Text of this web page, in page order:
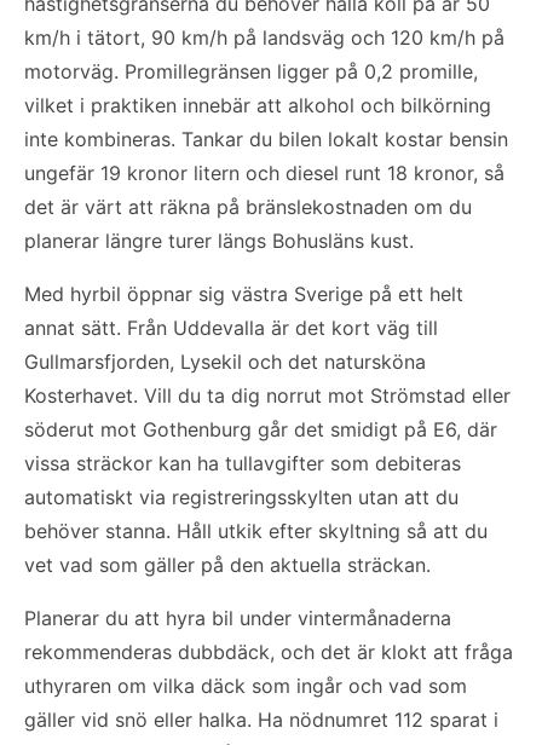
km/h i tätort, 90 km/h på landsväg och 120 km/h på
motorväg. Promillegränsen ligger på 0,2 promille,
vilket i praktiken innebär att alkohol och bilkörning
inte kombineras. Tankar du bilen lokalt kostar bensin
ungefär 19 kronor litern och diesel runt 18 kronor, så
det är värt att räkna på bränslekostnaden om du
planerar längre turer längs Bohusläns kust.
Med hyrbil öppnar sig västra Sverige på ett helt
annat sätt. Från Uddevalla är det kort väg till
Gullmarsfjorden, Lysekil och det natursköna
Kosterhavet. Vill du ta dig norrut mot Strömstad eller
söderut mot Gothenburg går det smidigt på E6, där
vissa sträckor kan ha tullavgifter som debiteras
automatiskt via registreringsskylten utan att du
behöver stanna. Håll utkik efter skyltning så att du
vet vad som gäller på den aktuella sträckan.
Planerar du att hyra bil under vintermånaderna
rekommenderas dubbdäck, och det är klokt att fråga
uthyraren om vilka däck som ingår och vad som
gäller vid snö eller halka. Ha nödnumret 112 sparat i